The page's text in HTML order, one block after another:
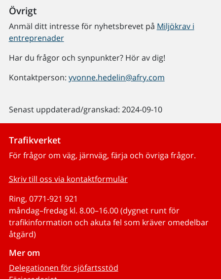
Övrigt
Anmäl ditt intresse för nyhetsbrevet på Miljökrav i
entreprenader
Har du frågor och synpunkter? Hör av dig!
Kontaktperson: yvonne.hedelin@afry.com
Senast uppdaterad/granskad: 2024-09-10
Trafikverket
För frågor om väg, järnväg, färja och övriga frågor.
Skriv till oss via kontaktformulär
Ring, 0771-921 921
måndag–fredag kl. 8.00–16.00 (dygnet runt för
trafikinformation och akuta fel som kräver omedelbar
åtgärd)
Mer om
Delegationen för sjöfartsstöd